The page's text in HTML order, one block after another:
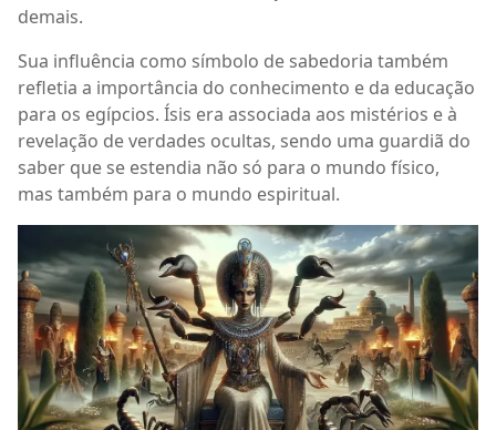
demais.
Sua influência como símbolo de sabedoria também
refletia a importância do conhecimento e da educação
para os egípcios. Ísis era associada aos mistérios e à
revelação de verdades ocultas, sendo uma guardiã do
saber que se estendia não só para o mundo físico,
mas também para o mundo espiritual.